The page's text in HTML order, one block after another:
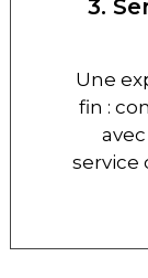
3.
Une
fin :
service